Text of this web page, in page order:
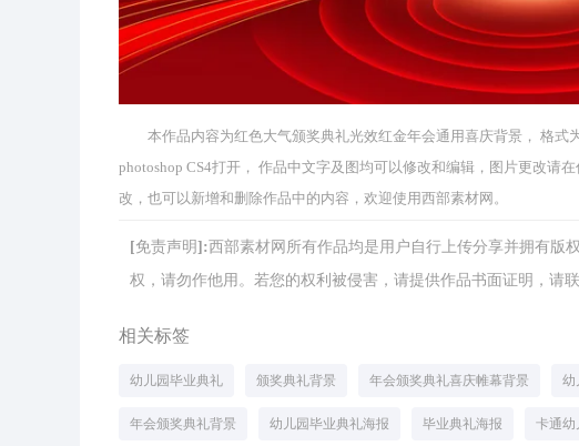
本作品内容为红色大气颁奖典礼光效红金年会通用喜庆背景， 格式
photoshop CS4打开， 作品中文字及图均可以修改和编辑，图片更改请
改，也可以新增和删除作品中的内容，欢迎使用西部素材网。
[免责声明]:西部素材网所有作品均是用户自行上传分享并拥有版
权，请勿作他用。若您的权利被侵害，请提供作品书面证明，请
相关标签
幼儿园毕业典礼 颁奖典礼背景 年会颁奖典礼喜庆帷幕背景 幼
年会颁奖典礼背景 幼儿园毕业典礼海报 毕业典礼海报 卡通幼